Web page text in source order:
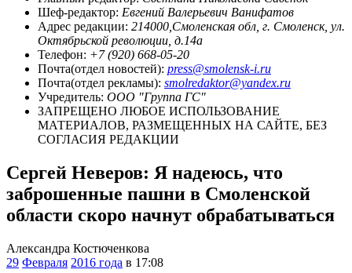
Шеф-редактор: Евгений Валерьевич Ванифатов
Адрес редакции: 214000,Смоленская обл, г. Смоленск, ул.
Октябрьской революции, д.14а
Телефон: +7 (920) 668-05-20
Почта(отдел новостей): press@smolensk-i.ru
Почта(отдел рекламы): smolredaktor@yandex.ru
Учредитель: ООО "Группа ГС"
ЗАПРЕЩЕНО ЛЮБОЕ ИСПОЛЬЗОВАНИЕ
МАТЕРИАЛОВ, РАЗМЕЩЕННЫХ НА САЙТЕ, БЕЗ
СОГЛАСИЯ РЕДАКЦИИ
Сергей Неверов: Я надеюсь, что
заброшенные пашни в Смоленской
области скоро начнут обрабатываться
Александра Костюченкова
29 Февраля 2016 года в 17:08